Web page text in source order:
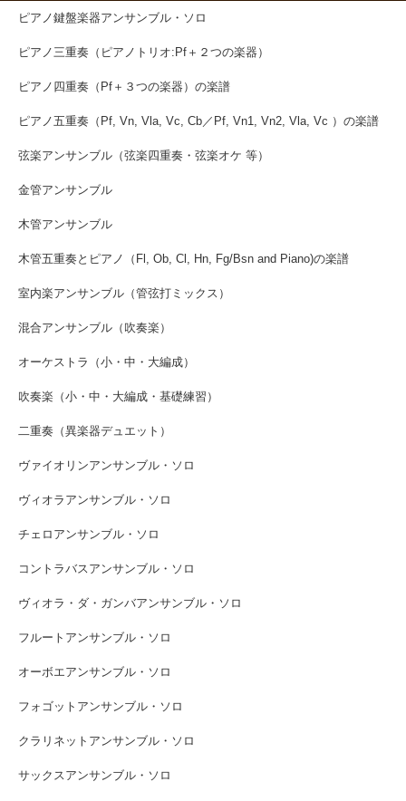
ピアノ鍵盤楽器アンサンブル・ソロ
ピアノ三重奏（ピアノトリオ:Pf＋２つの楽器）
ピアノ四重奏（Pf＋３つの楽器）の楽譜
ピアノ五重奏（Pf, Vn, Vla, Vc, Cb／Pf, Vn1, Vn2, Vla, Vc ）の楽譜
弦楽アンサンブル（弦楽四重奏・弦楽オケ 等）
金管アンサンブル
木管アンサンブル
木管五重奏とピアノ（Fl, Ob, Cl, Hn, Fg/Bsn and Piano)の楽譜
室内楽アンサンブル（管弦打ミックス）
混合アンサンブル（吹奏楽）
オーケストラ（小・中・大編成）
吹奏楽（小・中・大編成・基礎練習）
二重奏（異楽器デュエット）
ヴァイオリンアンサンブル・ソロ
ヴィオラアンサンブル・ソロ
チェロアンサンブル・ソロ
コントラバスアンサンブル・ソロ
ヴィオラ・ダ・ガンバアンサンブル・ソロ
フルートアンサンブル・ソロ
オーボエアンサンブル・ソロ
フォゴットアンサンブル・ソロ
クラリネットアンサンブル・ソロ
サックスアンサンブル・ソロ